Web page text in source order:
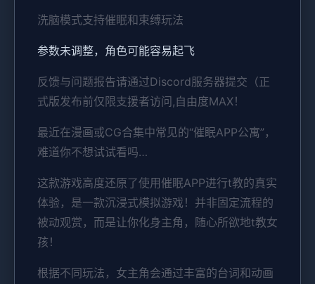
洗脑模式支持催眠和束缚玩法
参数未调整，角色可能容易起飞
反馈与问题报告请通过Discord服务器提交（正
式版发布前仅限支援者访问,自由度MAX！
最近在漫画或CG合集中常见的“催眠APP公寓”，
难道你不想试试看吗…
这款游戏高度还原了使用催眠APP进行t教的真实
体验，是一款沉浸式模拟游戏！并非固定流程的
被动观赏，而是让你化身主角，随心所欲地t教女
孩！
根据不同玩法，女主角会通过丰富的台词和动画